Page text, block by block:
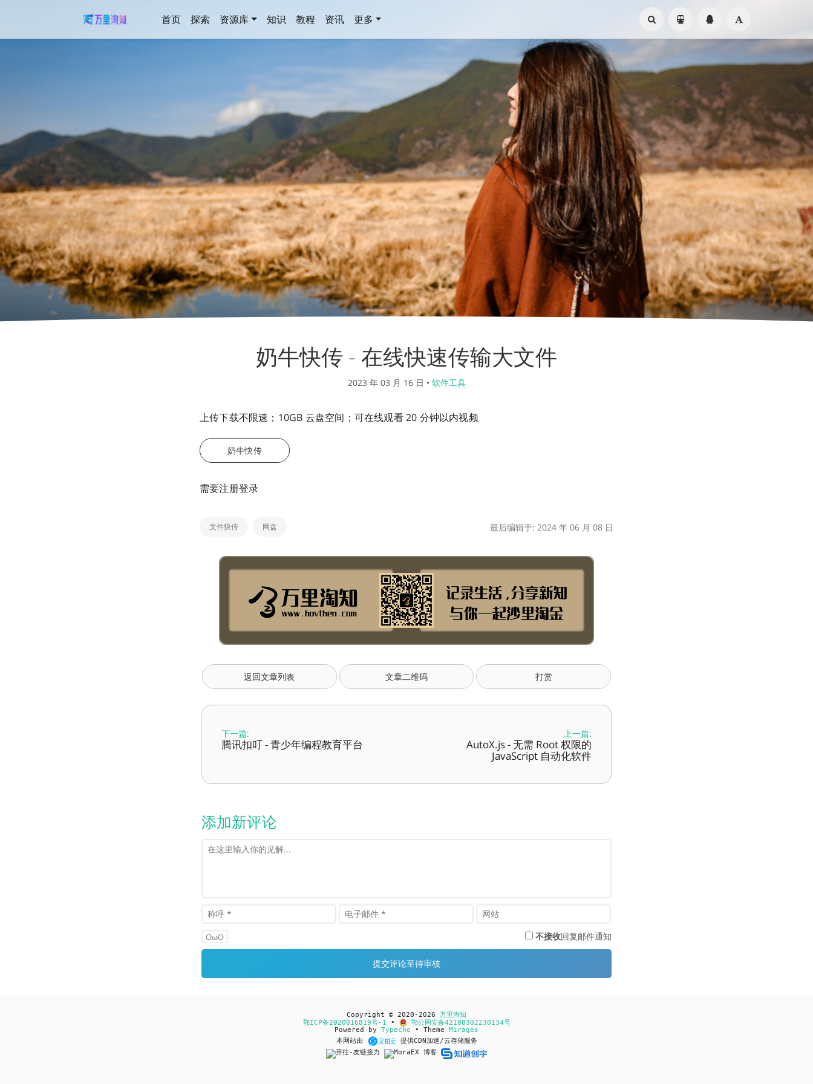
首页 探索 资源库 知识 教程 资讯 更多
奶牛快传 - 在线快速传输大文件
2023 年 03 月 16 日 • 软件工具
上传下载不限速；10GB 云盘空间；可在线观看 20 分钟以内视频
奶牛快传
需要注册登录
文件快传 网盘 最后编辑于: 2024 年 06 月 08 日
返回文章列表 文章二维码 打赏
下一篇:
腾讯扣叮 - 青少年编程教育平台
上一篇:
AutoX.js - 无需 Root 权限的
JavaScript 自动化软件
添加新评论
OωO 不接收回复邮件通知
Copyright © 2020-2026 万里淘知
鄂ICP备2020016819号-1 •
鄂公网安备42108302230134号
Powered by Typecho • Theme Mirages
本网站由
提供CDN加速/云存储服务